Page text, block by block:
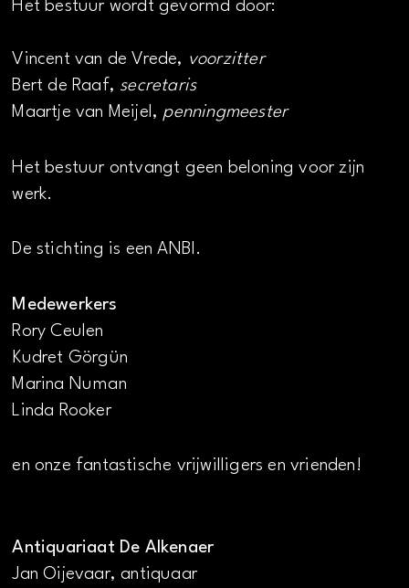
Het bestuur wordt gevormd door:
Vincent van de Vrede, voorzitter
Bert de Raaf, secretaris
Maartje van Meijel, penningmeester
Het bestuur ontvangt geen beloning voor zijn
werk.
De stichting is een ANBI.
Medewerkers
Rory Ceulen
Kudret Görgün
Marina Numan
Linda Rooker
en onze fantastische vrijwilligers en vrienden!
Antiquariaat De Alkenaer
Jan Oijevaar, antiquaar